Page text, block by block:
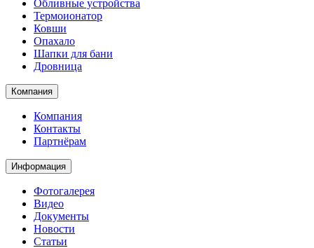
Обливные устройства
Термоионатор
Ковши
Опахало
Шапки для бани
Дровница
Компания
Компания
Контакты
Партнёрам
Информация
Фотогалерея
Видео
Документы
Новости
Статьи